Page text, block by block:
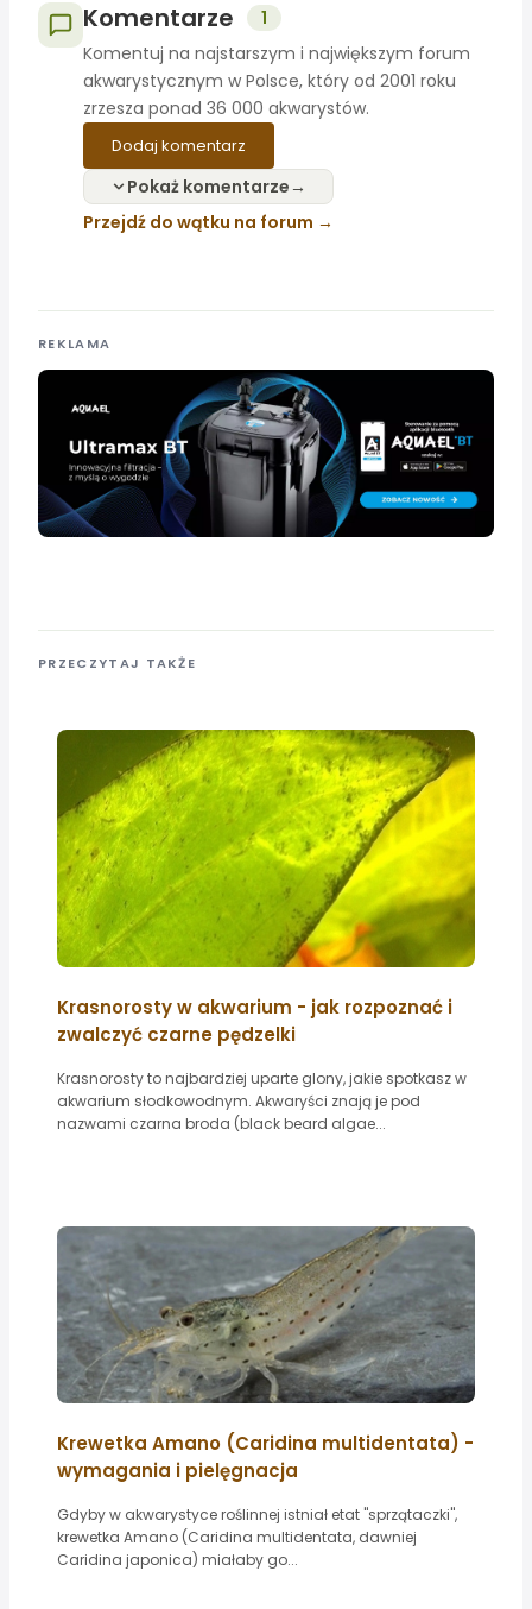
Komentarze
1
Komentuj na najstarszym i największym forum
akwarystycznym w Polsce, który od 2001 roku
zrzesza ponad 36 000 akwarystów.
Dodaj komentarz
Pokaż komentarze
Przejdź do wątku na forum
REKLAMA
PRZECZYTAJ TAKŻE
Krasnorosty w akwarium - jak rozpoznać i
zwalczyć czarne pędzelki
Krasnorosty to najbardziej uparte glony, jakie spotkasz w
akwarium słodkowodnym. Akwaryści znają je pod
nazwami czarna broda (black beard algae...
Krewetka Amano (Caridina multidentata) -
wymagania i pielęgnacja
Gdyby w akwarystyce roślinnej istniał etat "sprzątaczki",
krewetka Amano (Caridina multidentata, dawniej
Caridina japonica) miałaby go...